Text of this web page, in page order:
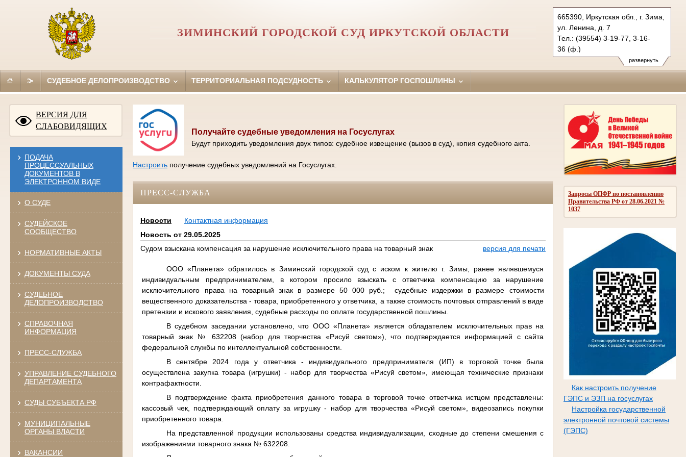
развернуть
665390, Иркутская обл., г. Зима,
ул. Ленина, д. 7
Тел.: (39554) 3-19-77, 3-16-
36 (ф.)
ziminsky.irk@sudrf.ru
ЗИМИНСКИЙ ГОРОДСКОЙ СУД ИРКУТСКОЙ ОБЛАСТИ
СУДЕБНОЕ ДЕЛОПРОИЗВОДСТВО ТЕРРИТОРИАЛЬНАЯ ПОДСУДНОСТЬ КАЛЬКУЛЯТОР ГОСПОШЛИНЫ
ВЕРСИЯ ДЛЯ
СЛАБОВИДЯЩИХ
ПОДАЧА
ПРОЦЕССУАЛЬНЫХ
ДОКУМЕНТОВ В
ЭЛЕКТРОННОМ ВИДЕ
О СУДЕ
СУДЕЙСКОЕ
СООБЩЕСТВО
НОРМАТИВНЫЕ АКТЫ
ДОКУМЕНТЫ СУДА
СУДЕБНОЕ
ДЕЛОПРОИЗВОДСТВО
СПРАВОЧНАЯ
ИНФОРМАЦИЯ
ПРЕСС-СЛУЖБА
УПРАВЛЕНИЕ СУДЕБНОГО
ДЕПАРТАМЕНТА
СУДЫ СУБЪЕКТА РФ
МУНИЦИПАЛЬНЫЕ
ОРГАНЫ ВЛАСТИ
ВАКАНСИИ
Запросы ОПФР по постановлению
Правительства РФ от 28.06.2021 №
1037
Как настроить получение
ГЭПС и ЭЗП на госуслугах
Настройка государственной
электронной почтовой системы
(ГЭПС)
Получайте судебные уведомления на Госуслугах
Будут приходить уведомления двух типов: судебное извещение (вызов в суд), копия судебного акта.
Настроитьполучение судебных уведомлений на Госуслугах.
ПРЕСС-СЛУЖБА
Новости
Контактная информация
Новость от 29.05.2025
Судом взыскана компенсация за нарушение исключительного права на товарный знак
версия для печати
ООО «Планета» обратилось в Зиминский городской суд с иском к жителю г. Зимы, ранее являвшемуся
индивидуальным предпринимателем, в котором просило взыскать с ответчика компенсацию за нарушение
исключительного права на товарный знак в размере 50 000 руб.;
судебные издержки в размере стоимости
вещественного доказательства - товара, приобретенного у ответчика, а также стоимость почтовых отправлений в виде
претензии и искового заявления, судебные расходы по оплате государственной пошлины.
В судебном заседании установлено, что ООО «Планета» является обладателем исключительных прав на
товарный знак № 632208 (набор для творчества «Рисуй светом»), что подтверждается информацией с сайта
федеральной службы по интеллектуальной собственности.
В сентябре 2024 года у ответчика - индивидуального предпринимателя (ИП) в торговой точке была
осуществлена закупка товара (игрушки) - набор для творчества «Рисуй светом», имеющая технические признаки
контрафактности.
В подтверждение факта приобретения данного товара в торговой точке ответчика истцом представлены:
кассовый чек, подтверждающий оплату за игрушку - набор для творчества «Рисуй светом», видеозапись покупки
приобретенного товара.
На представленной продукции использованы средства индивидуализации, сходные до степени смешения с
изображениями товарного знака № 632208.